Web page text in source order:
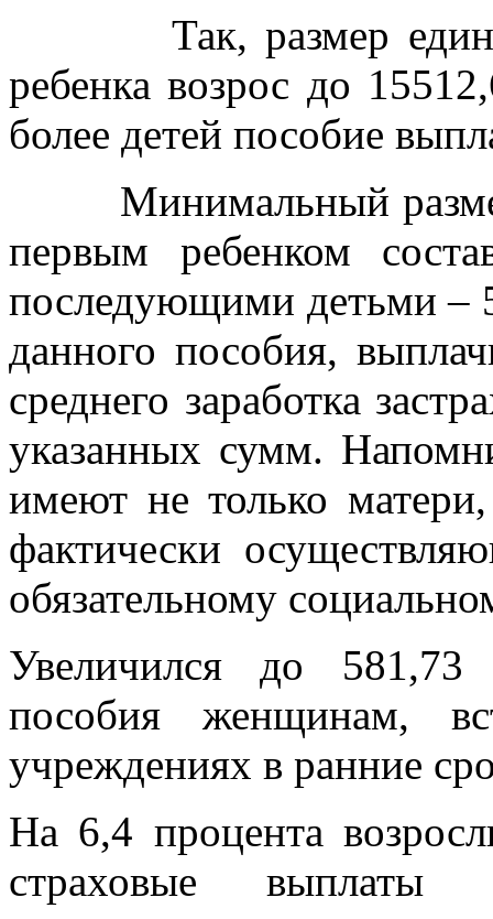
Так, размер
ребенка возрос до
более детей пособие
Минимальный размер
первым ребенком
последующими детьми –
данного пособия,
среднего заработка
указанных сумм.
имеют не только
фактически
обязательному
Увеличился до 581,73
пособия женщинам,
учреждениях в ранние
На 6,4 процента
страховые выплаты